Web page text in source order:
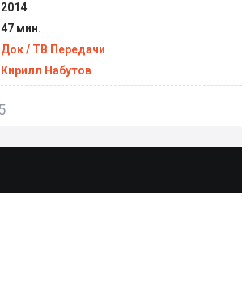
2014
47 мин.
Док / ТВ Передачи
Кирилл Набутов